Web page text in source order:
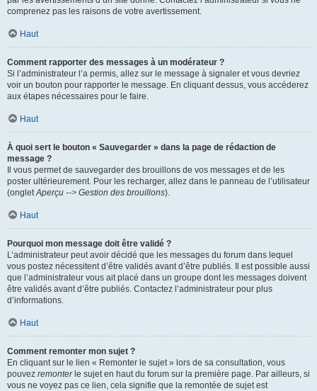
comprenez pas les raisons de votre avertissement.
Haut
Comment rapporter des messages à un modérateur ?
Si l’administrateur l’a permis, allez sur le message à signaler et vous devriez
voir un bouton pour rapporter le message. En cliquant dessus, vous accéderez
aux étapes nécessaires pour le faire.
Haut
À quoi sert le bouton « Sauvegarder » dans la page de rédaction de
message ?
Il vous permet de sauvegarder des brouillons de vos messages et de les
poster ultérieurement. Pour les recharger, allez dans le panneau de l’utilisateur
(ongletAperçu --> Gestion des brouillons).
Haut
Pourquoi mon message doit être validé ?
L’administrateur peut avoir décidé que les messages du forum dans lequel
vous postez nécessitent d’être validés avant d’être publiés. Il est possible aussi
que l’administrateur vous ait placé dans un groupe dont les messages doivent
être validés avant d’être publiés. Contactez l’administrateur pour plus
d’informations.
Haut
Comment remonter mon sujet ?
En cliquant sur le lien « Remonter le sujet » lors de sa consultation, vous
pouvez remonterle sujet en haut du forum sur la première page. Par ailleurs, si
vous ne voyez pas ce lien, cela signifie que la remontée de sujet est